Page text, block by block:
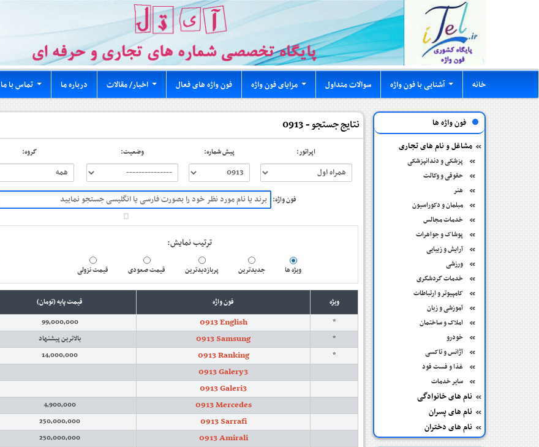
تماس با ما درباره ما اخبار/ مقالات فون واژه های فعال مزایای فون واژه سوالات متداول آشنایی با فون واژه خانه
نتایج جستجو - 0913
اپراتور: پیش شماره: وضعیت: گروه:
فون واژه:
ترتیب نمایش:
ویژه ها جدیدترین پربازدیدترین قیمت صعودی قیمت نزولی
ویژه فون واژه قیمت پایه (تومان)
*
0913 English
99,000,000
*
0913 Samsung بالاترین پیشنهاد
*
0913 Ranking
14,000,000
0913 Galery3
0913 Galeri3
0913 Mercedes
4,900,000
0913 Sarrafi
250,000,000
0913 Amirali
250,000,000
فون واژه ها
مشاغل و نام های تجاری
پزشکی و دندانپزشکی
حقوقی و وکالت
هنر
مبلمان و دکوراسیون
خدمات مجالس
پوشاک و جواهرات
آرایش و زیبایی
ورزشی
خدمات گردشگری
کامپیوتر و ارتباطات
آموزشی و زبان
املاک و ساختمان
خودرو
آژانس و تاکسی
غذا و فست فود
سایر خدمات
نام های خانوادگی
نام های پسران
نام های دختران